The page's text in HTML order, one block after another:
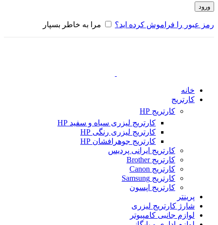
ورود
رمز عبور را فراموش کرده اید؟ مرا به خاطر بسپار
خانه
کارتریج
کارتریج HP
کارتریج لیزری سیاه و سفید HP
کارتریج لیزری رنگی HP
کارتریج جوهرافشان HP
کارتریج ایرانی پردیس
کارتریج Brother
کارتریج Canon
کارتریج Samsung
کارتریج اپسون
پرینتر
شارژ کارتریج لیزری
لوازم جانبی کامپیوتر